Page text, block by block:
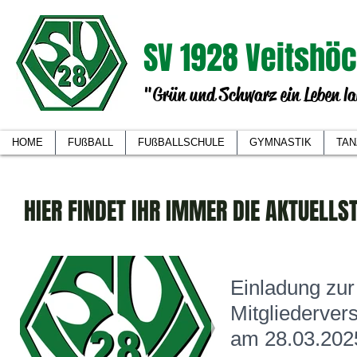
SV 1928
"Grün und Schwarz ein Leben
HOME FUßBALL FUßBALLSCHULE GYMNASTIK
HIER FINDET IHR IMMER DIE
Einladung zur
am